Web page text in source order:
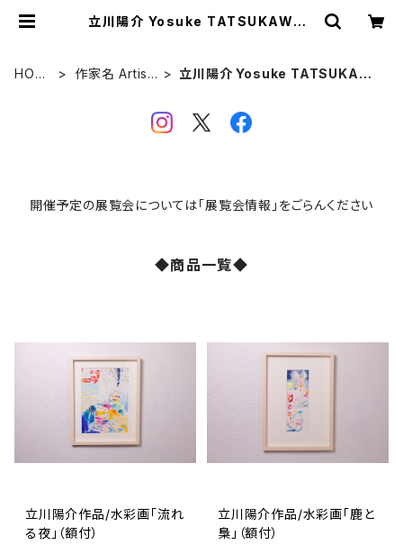
立川陽介 Yosuke TATSUKAWA |
HOM
作家名 Artist
立川陽介 Yosuke TATSUKAW
開催予定の展覧会については「展覧会情報」をごらんください
◆商品一覧◆
立川陽介作品/水彩画「流れ
る夜」（額付）
立川陽介作品/水彩画「鹿と
梟」（額付）